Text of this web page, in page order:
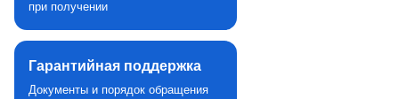
при получении
Гарантийная поддержка
Документы и порядок обращения